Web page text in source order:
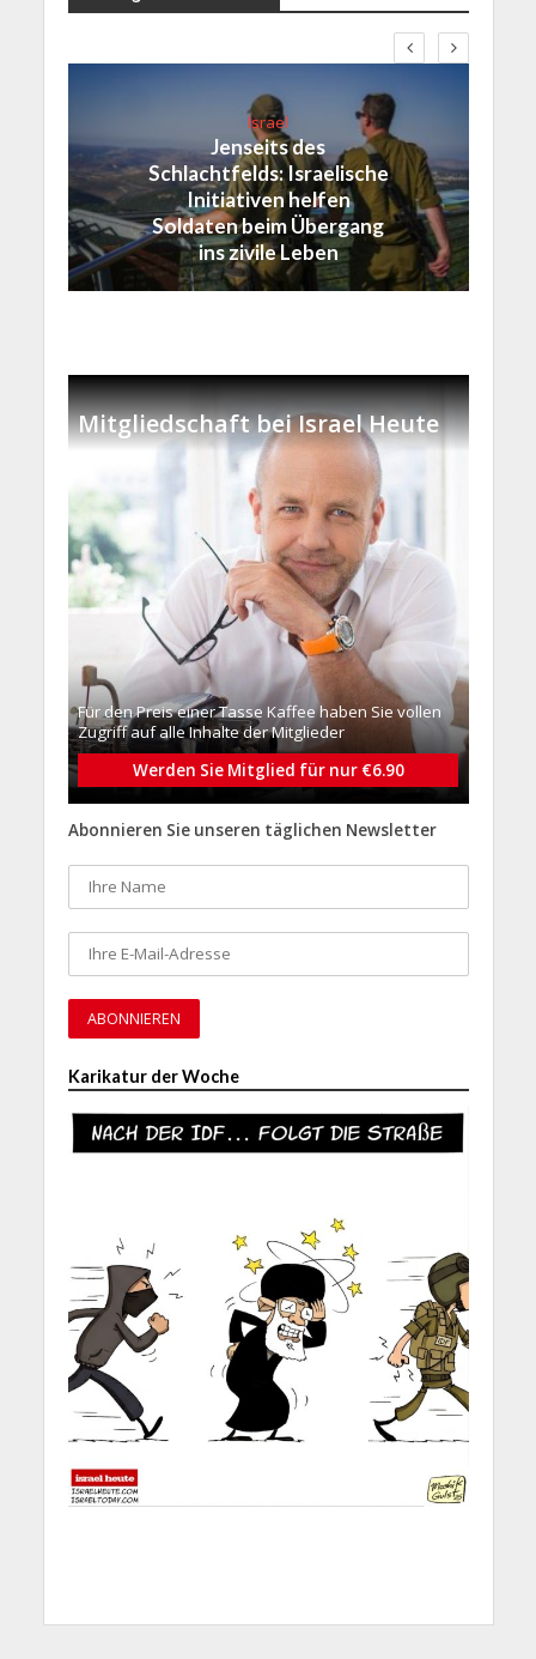
Israel
Jenseits des
Schlachtfelds: Israelische
Initiativen helfen
Soldaten beim Übergang
ins zivile Leben
Mitgliedschaft bei Israel Heute
Für den Preis einer Tasse Kaffee haben Sie vollen
Zugriff auf alle Inhalte der Mitglieder
Werden Sie Mitglied für nur €6.90
Abonnieren Sie unseren täglichen Newsletter
Karikatur der Woche